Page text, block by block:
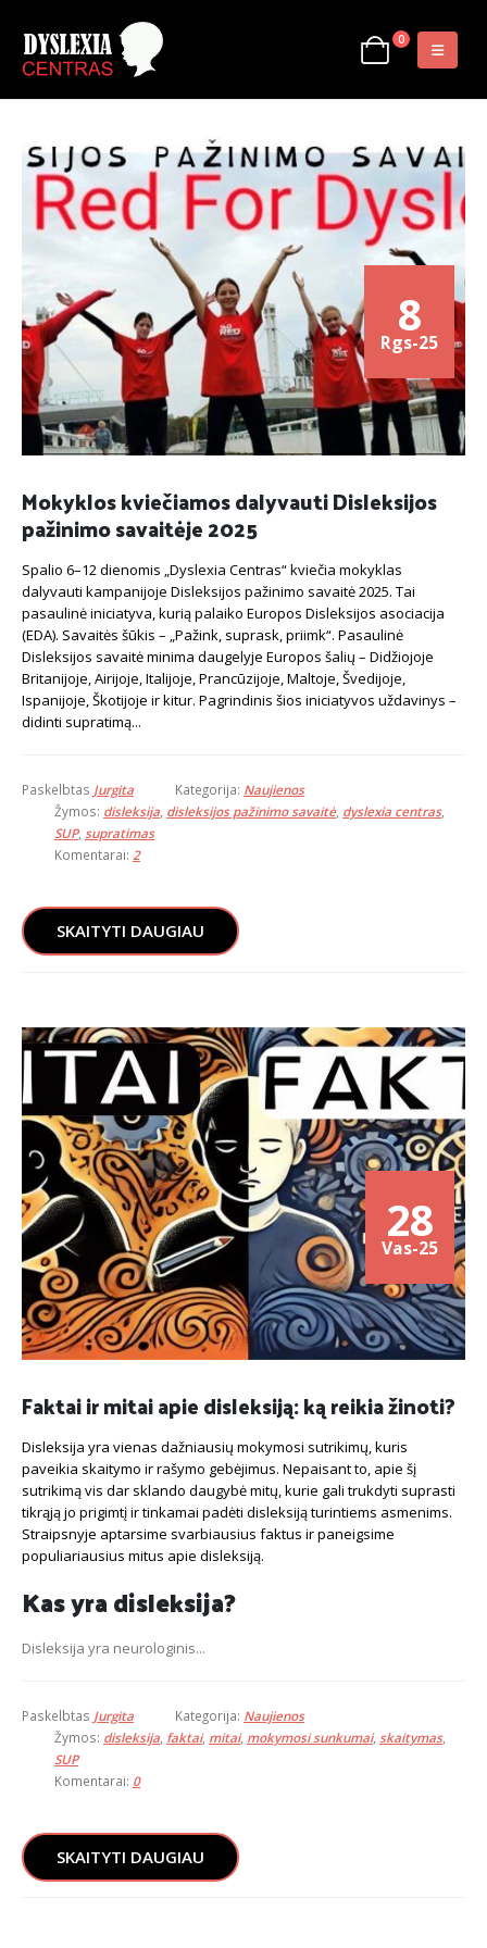
0
8
Rgs-25
Mokyklos kviečiamos dalyvauti Disleksijos
pažinimo savaitėje 2025
Spalio 6–12 dienomis „Dyslexia Centras“ kviečia mokyklas
dalyvauti kampanijoje Disleksijos pažinimo savaitė 2025. Tai
pasaulinė iniciatyva, kurią palaiko Europos Disleksijos asociacija
(EDA). Savaitės šūkis – „Pažink, suprask, priimk“. Pasaulinė
Disleksijos savaitė minima daugelyje Europos šalių – Didžiojoje
Britanijoje, Airijoje, Italijoje, Prancūzijoje, Maltoje, Švedijoje,
Ispanijoje, Škotijoje ir kitur. Pagrindinis šios iniciatyvos uždavinys –
didinti supratimą...
Paskelbtas Jurgita Kategorija: Naujienos
Žymos: disleksija disleksijos pažinimo savaitė, dyslexia centras,
SUP, supratimas
Komentarai: 2
SKAITYTI DAUGIAU
28
Vas-25
Faktai ir mitai apie disleksiją: ką reikia žinoti?
Disleksija yra vienas dažniausių mokymosi sutrikimų, kuris
paveikia skaitymo ir rašymo gebėjimus. Nepaisant to, apie šį
sutrikimą vis dar sklando daugybė mitų, kurie gali trukdyti suprasti
tikrąją jo prigimtį ir tinkamai padėti disleksiją turintiems asmenims.
Straipsnyje aptarsime svarbiausius faktus ir paneigsime
populiariausius mitus apie disleksiją.
Kas yra disleksija?
Disleksija yra neurologinis...
Paskelbtas Jurgita Kategorija: Naujienos
Žymos: disleksija faktai, mitai, mokymosi sunkumai, skaitymas,
SUP
Komentarai: 0
SKAITYTI DAUGIAU